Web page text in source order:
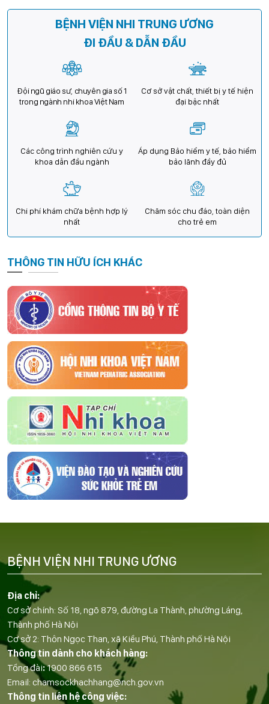
BỆNH VIỆN NHI TRUNG ƯƠNG
ĐI ĐẦU & DẪN ĐẦU
Đội ngũ giáo sư, chuyên gia số 1
trong ngành nhi khoa Việt Nam
Cơ sở vật chất, thiết bị y tế hiện
đại bậc nhất
Các công trình nghiên cứu y
khoa dẫn đầu ngành
Áp dụng Bảo hiểm y tế, bảo hiểm
bảo lãnh đầy đủ
Chi phí khám chữa bệnh hợp lý
nhất
Chăm sóc chu đáo, toàn diện
cho trẻ em
THÔNG TIN HỮU ÍCH KHÁC
Địa chỉ:
Cơ sở chính: Số 18, ngõ 879, đường La Thành, phường Láng,
Thành phố Hà Nội
Cơ sở 2: Thôn Ngọc Than, xã Kiều Phú, Thành phố Hà Nội
Thông tin dành cho khách hàng:
Tổng đài:1900 866 615
Email: chamsockhachhang@nch.gov.vn
Thông tin liên hệ công việc:
BỆNH VIỆN NHI TRUNG ƯƠNG